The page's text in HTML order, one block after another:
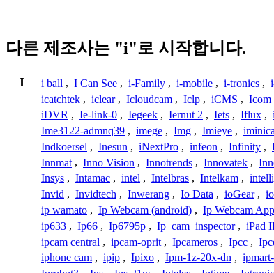
다른 제조사는 "i"로 시작합니다.
I i ball , I Can See , i-Family , i-mobile , i-tronics ,
icatchtek , iclear , Icloudcam , Iclp , iCMS , Icom
iDVR , Ie-link-0 , Iegeek , Iernut 2 , Iets , Iflux ,
Ime3122-admnq39 , imege , Img , Imieye ,
Indkoersel , Inesun , iNextPro , infeon , Infinity ,
Innmat , Inno Vision , Innotrends , Innovatek ,
Insys , Intamac , intel , Intelbras , Intelkam ,
Invid , Invidtech , Inwerang , Io Data , ioGear ,
ip wamato , Ip Webcam (android) , Ip Webcam App
ip633 , Ip66 , Ip6795p , Ip_cam_inspector , iPad
ipcam central , ipcam-oprit , Ipcameros , Ipcc ,
iphone cam , ipip , Ipixo , Ipm-1z-20x-dn ,